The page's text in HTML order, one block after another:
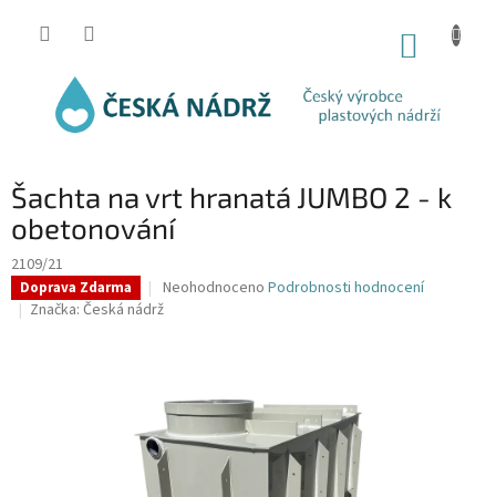
Šachta na vrt hranatá JUMBO 2 - k
obetonování
2109/21
Doprava Zdarma
Průměrné
hodnocení
5
hvězdiček.
Neohodnoceno Podrobnosti hodnocení
Značka: Česká nádrž